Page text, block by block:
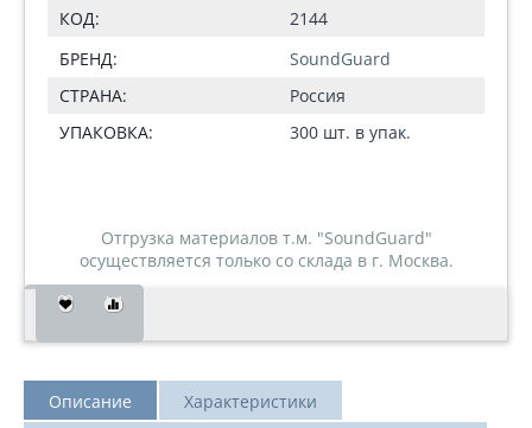
КОД:
2144
БРЕНД:
SoundGuard
СТРАНА:
Россия
УПАКОВКА:
300 шт. в упак.
Отгрузка материалов т.м. "SoundGuard"
осуществляется только со склада в г. Москва.
Описание
Характеристики